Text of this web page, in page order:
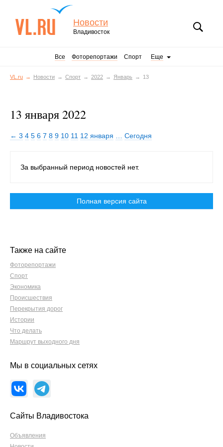
Новости
Владивосток
Все Фоторепортажи Спорт Еще
VL.ru Новости Спорт 2022 Январь 13
13 января 2022
← 3 4 5 6 7 8 9 10 11 12 января Сегодня
За выбранный период новостей нет.
Полная версия сайта
Также на сайте
Фоторепортажи
Спорт
Экономика
Происшествия
Перекрытия дорог
Истории
Что делать
Маршрут выходного дня
Мы в социальных сетях
Сайты Владивостока
Объявления